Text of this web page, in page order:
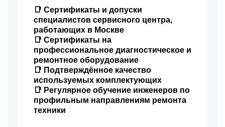
Замена блока управления
1500 р
Ремонт помпы
725 р
Ремонт термодатчика
Замена щёток
электродвигателя
Замена прокладок,
270 р
Заказать
📑 Сертификаты и допуски
специалистов сервисного центра,
работающих в Москве
📑 Сертификаты на
профессиональное диагностическое и
ремонтное оборудование
📑 Подтверждённое качество
используемых комплектующих
📑 Регулярное обучение инженеров по
профильным направлениям ремонта
техники